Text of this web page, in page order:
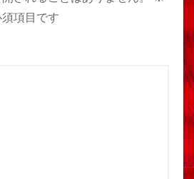
項目です